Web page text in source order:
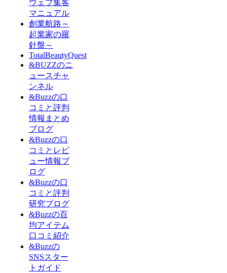
ウェブ集客
マニュアル
創業航路～
起業家の羅
針盤～
TotalBeautyQuest
&BUZZのニ
ュースチャ
ンネル
&Buzzの口
コミと評判
情報まとめ
ブログ
&Buzzの口
コミとレビ
ュー情報ブ
ログ
&Buzzの口
コミと評判
研究ブログ
&Buzzの百
均アイテム
口コミ紹介
&Buzzの
SNSスター
トガイド